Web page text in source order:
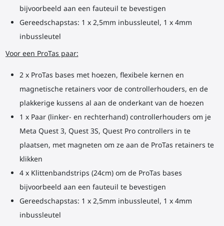
bijvoorbeeld aan een fauteuil te bevestigen
Gereedschapstas: 1 x 2,5mm inbussleutel, 1 x 4mm
inbussleutel
Voor een ProTas paar:
2 x ProTas bases met hoezen, flexibele kernen en
magnetische retainers voor de controllerhouders, en de
plakkerige kussens al aan de onderkant van de hoezen
1 x Paar (linker- en rechterhand) controllerhouders om je
Meta Quest 3, Quest 3S, Quest Pro controllers in te
plaatsen, met magneten om ze aan de ProTas retainers te
klikken
4 x Klittenbandstrips (24cm) om de ProTas bases
bijvoorbeeld aan een fauteuil te bevestigen
Gereedschapstas: 1 x 2,5mm inbussleutel, 1 x 4mm
inbussleutel